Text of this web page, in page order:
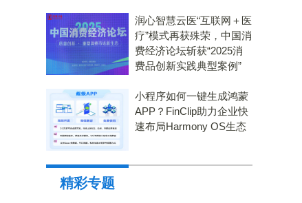
润心智慧云医“互联网＋医
疗”模式再获殊荣，中国消
费经济论坛斩获“2025消
费品创新实践典型案例”
小程序如何一键生成鸿蒙
APP？FinClip助力企业快
速布局Harmony OS生态
精彩专题